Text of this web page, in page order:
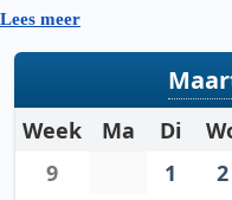
je planning voor de maand
Lees meer
Week Ma Di
9
1 2